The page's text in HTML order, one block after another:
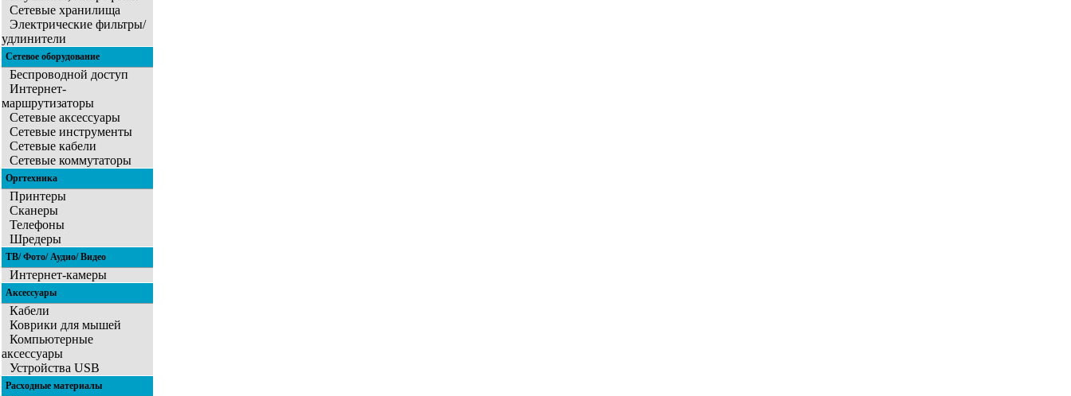
Сетевые хранилища
Электрические фильтры/
удлинители
Сетевое оборудование
Беспроводной доступ
Интернет-
маршрутизаторы
Сетевые аксессуары
Сетевые инструменты
Сетевые кабели
Сетевые коммутаторы
Оргтехника
Принтеры
Сканеры
Телефоны
Шредеры
ТВ/ Фото/ Аудио/ Видео
Интернет-камеры
Аксессуары
Кабели
Коврики для мышей
Компьютерные
аксессуары
Устройства USB
Расходные материалы